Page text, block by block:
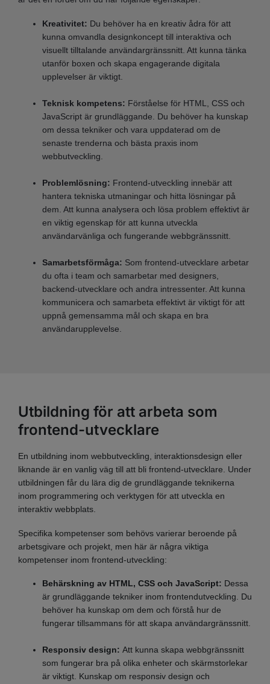
Kreativitet: Du behöver ha en kreativ ådra för att
kunna omvandla designkoncept till interaktiva och
visuellt tilltalande användargränssnitt. Att kunna tänka
utanför boxen och skapa engagerande digitala
upplevelser är viktigt.
Teknisk kompetens: Förståelse för HTML, CSS och
JavaScript är grundläggande. Du behöver ha kunskap
om dessa tekniker och vara uppdaterad om de
senaste trenderna och bästa praxis inom
webbutveckling.
Problemlösning: Frontend-utveckling innebär att
hantera tekniska utmaningar och hitta lösningar på
dem. Att kunna analysera och lösa problem effektivt är
en viktig egenskap för att kunna utveckla
användarvänliga och fungerande webbgränssnitt.
Samarbetsförmåga: Som frontend-utvecklare arbetar
du ofta i team och samarbetar med designers,
backend-utvecklare och andra intressenter. Att kunna
kommunicera och samarbeta effektivt är viktigt för att
uppnå gemensamma mål och skapa en bra
användarupplevelse.
Utbildning för att arbeta som
frontend-utvecklare
En utbildning inom webbutveckling, interaktionsdesign eller
liknande är en vanlig väg till att bli frontend-utvecklare. Under
utbildningen får du lära dig de grundläggande teknikerna
inom programmering och verktygen för att utveckla en
interaktiv webbplats.
Specifika kompetenser som behövs varierar beroende på
arbetsgivare och projekt, men här är några viktiga
kompetenser inom frontend-utveckling:
Behärskning av HTML, CSS och JavaScript: Dessa
är grundläggande tekniker inom frontendutveckling. Du
behöver ha kunskap om dem och förstå hur de
fungerar tillsammans för att skapa användargränssnitt.
Responsiv design: Att kunna skapa webbgränssnitt
som fungerar bra på olika enheter och skärmstorlekar
är viktigt. Kunskap om responsiv design och